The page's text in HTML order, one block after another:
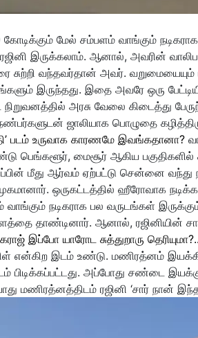
மேல் சம்பளம் வாங்கும்
ரஜினி இருக்கலாம். ஆனால், அவரின்
சுற்றி வந்தவர்தான் அவர். வறுமையையும்
இருந்தது. இதை அவரே ஒரு
நிறுவனத்தில் அரசு வேலை கிடைத்து
ஜாலியாக பொழுதை
படம் உருவாக காரணமே இவங்கதானா?
பெங்களூர், மைசூர் ஆகிய பகுதிகளில்
மீது ஆர்வம் ஏற்பட்டு சென்னை வந்து
ஒருகட்டத்தில் ஹீரோவாக
நடிகராக பல வருடங்கள்
தாண்டினார். ஆனால், ரஜினியின்
இப்போ யாரோட சுத்துறாரு
என்கிற இடம் உண்டு. மணிரத்னம்
பிடிக்கப்பட்டது. அப்போது சண்டை
மணிரத்னத்திடம் ரஜினி ‘சார் நான்